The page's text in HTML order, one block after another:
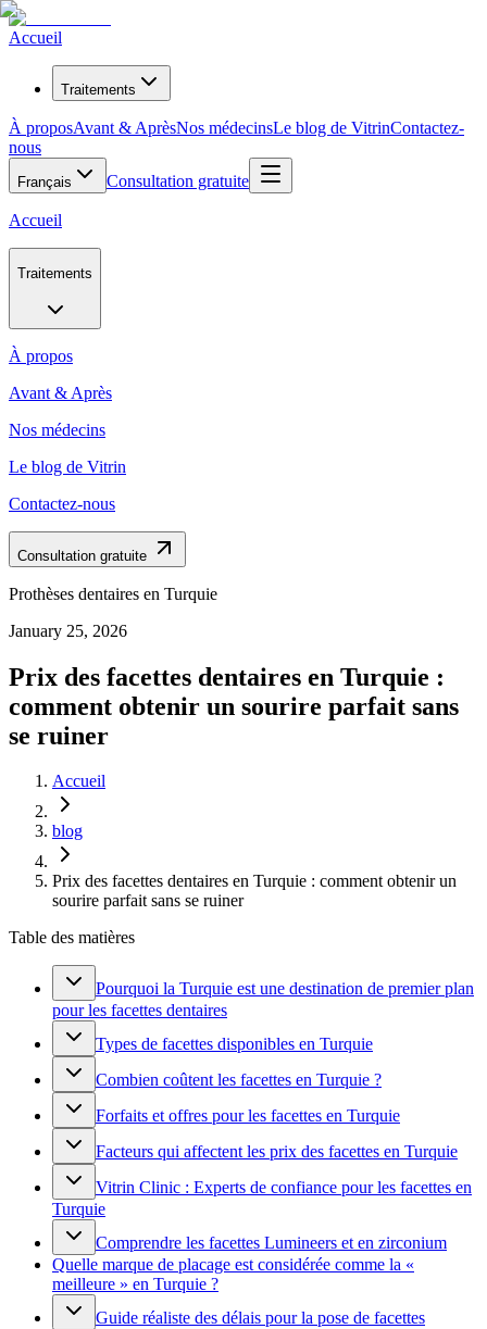
Accueil
Traitements
À proposAvant & AprèsNos médecinsLe blog de VitrinContactez-
nous
Français Consultation gratuite
Accueil
Traitements
À propos
Avant & Après
Nos médecins
Le blog de Vitrin
Contactez-nous
Consultation gratuite
Prothèses dentaires en Turquie
January 25, 2026
Prix des facettes dentaires en Turquie :
comment obtenir un sourire parfait sans
se ruiner
Accueil
blog
Prix des facettes dentaires en Turquie : comment obtenir un
sourire parfait sans se ruiner
Table des matières
Pourquoi la Turquie est une destination de premier plan
pour les facettes dentaires
Types de facettes disponibles en Turquie
Combien coûtent les facettes en Turquie ?
Forfaits et offres pour les facettes en Turquie
Facteurs qui affectent les prix des facettes en Turquie
Vitrin Clinic : Experts de confiance pour les facettes en
Turquie
Comprendre les facettes Lumineers et en zirconium
Quelle marque de placage est considérée comme la «
meilleure » en Turquie ?
Guide réaliste des délais pour la pose de facettes